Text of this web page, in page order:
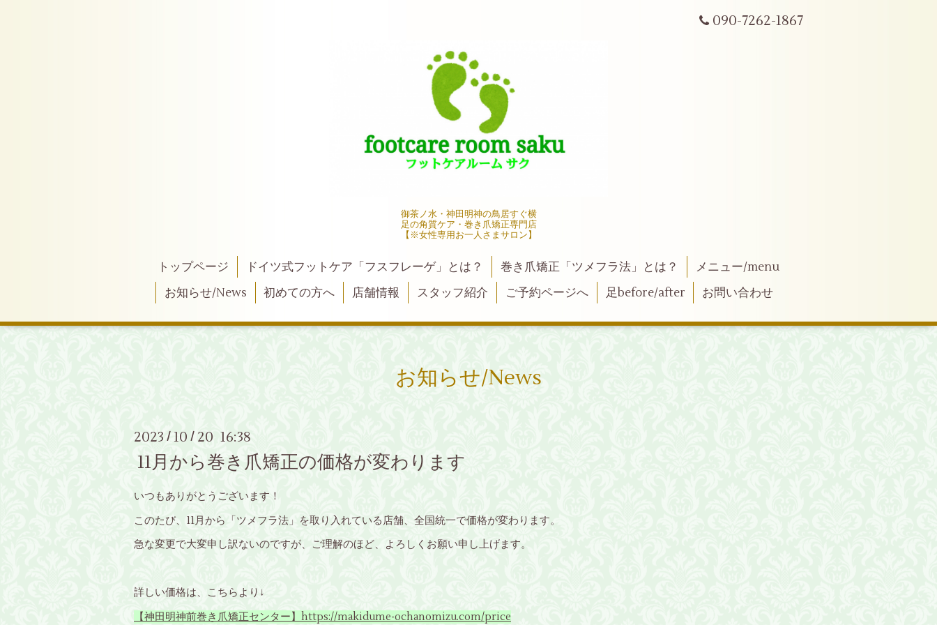
090-7262-1867
御茶ノ水・神田明神の鳥居すぐ横
足の角質ケア・巻き爪矯正専門店
【※女性専用お一人さまサロン】
トップページ ドイツ式フットケア「フスフレーゲ」とは？ 巻き爪矯正「ツメフラ法」とは？
メニュー/menu
お知らせ/News
初めての方へ 店舗情報 スタッフ紹介 ご予約ページへ 足before/after お問い合わせ
お知らせ/News
2023 / 10 / 20 16:38
11月から巻き爪矯正の価格が変わります
いつもありがとうございます！
このたび、11月から「ツメフラ法」を取り入れている店舗、全国統一で価格が変わります。
急な変更で大変申し訳ないのですが、ご理解のほど、よろしくお願い申し上げます。
詳しい価格は、こちらより↓
【神田明神前巻き爪矯正センター】https://makidume-ochanomizu.com/price